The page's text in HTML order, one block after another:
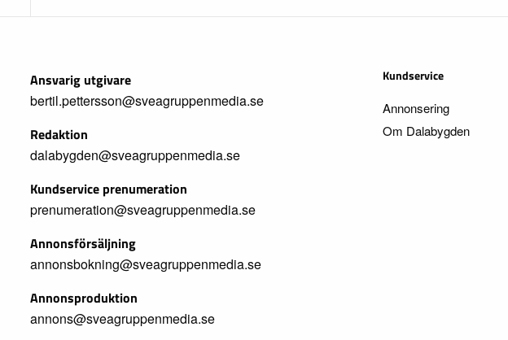
Ansvarig utgivare
bertil.pettersson@sveagruppenmedia.se
Redaktion
dalabygden@sveagruppenmedia.se
Kundservice prenumeration
prenumeration@sveagruppenmedia.se
Annonsförsäljning
annonsbokning@sveagruppenmedia.se
Annonsproduktion
annons@sveagruppenmedia.se
Kundservice
Annonsering
Om Dalabygden